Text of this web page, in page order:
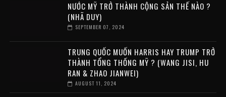
NƯỚC MỸ TRỞ THÀNH CỘNG SẢN THẾ NÀO ?
(NHÃ DUY)
SEPTEMBER 07, 2024
TRUNG QUỐC MUỐN HARRIS HAY TRUMP TRỞ
THÀNH TỔNG THỐNG MỸ ? (WANG JISI, HU
RAN & ZHAO JIANWEI)
AUGUST 11, 2024